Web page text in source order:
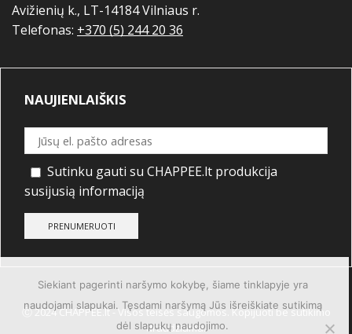
Avižienių k., LT-14184 Vilniaus r.
Telefonas: +370 (5) 244 20 36
NAUJIENLAIŠKIS
Sutinku gauti su CHAPPEE.lt produkcija
susijusią informaciją
Ⓒ 2024 CHAPPEE.lt - Visos teisės saugomos. Kopijuoti be sutikimo
draudžiama.
Siekiant pagerinti naršymo kokybę, šiame tinklapyje yra
naudojami slapukai. Tęsdami naršymą Jūs išreiškiate sutikimą
dėl slapukų naudojimo.